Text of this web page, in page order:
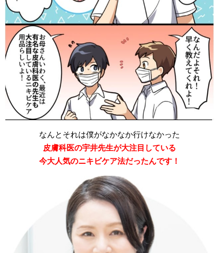
なんとそれは僕がなかなか行けなかった
皮膚科医の宇井先生が大注目している
今大人気のニキビケア法だったんです！